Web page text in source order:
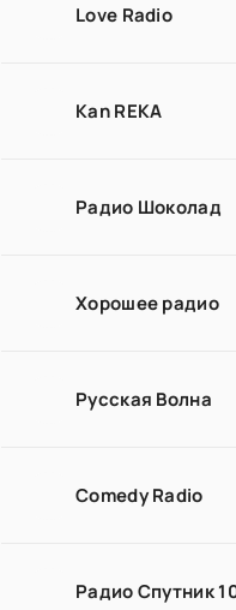
Love Radio
Kan REKA
Радио Шоколад
Хорошее радио
Русская Волна
Comedy Radio
Радио Спутник